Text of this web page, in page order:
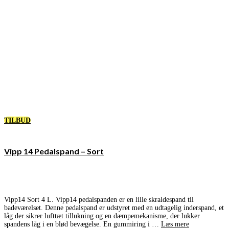
TILBUD
Vipp 14 Pedalspand – Sort
Vipp14 Sort 4 L. Vipp14 pedalspanden er en lille skraldespand til
badeværelset. Denne pedalspand er udstyret med en udtagelig inderspand, et
låg der sikrer lufttæt tillukning og en dæmpemekanisme, der lukker
spandens låg i en blød bevægelse. En gummiring i … Læs mere